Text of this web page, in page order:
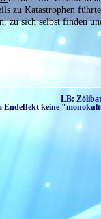
zu Katastrophen
zu sich selbst finden
LB: Zölibat
Endeffekt keine